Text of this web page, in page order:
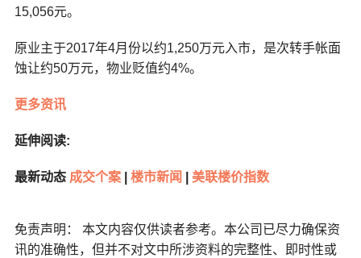
15,056元。
原业主于2017年4月份以约1,250万元入市，是次转手帐面
蚀让约50万元，物业贬值约4%。
更多资讯
延伸阅读:
最新动态 成交个案 楼市新闻 美联楼价指数
免责声明： 本文内容仅供读者参考。本公司已尽力确保资
讯的准确性，但并不对文中所涉资料的完整性、即时性或